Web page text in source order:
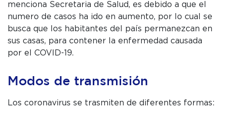
menciona Secretaria de Salud, es debido a que el
numero de casos ha ido en aumento, por lo cual se
busca que los habitantes del país permanezcan en
sus casas, para contener la enfermedad causada
por el COVID-19.
Modos de transmisión
Los coronavirus se trasmiten de diferentes formas: